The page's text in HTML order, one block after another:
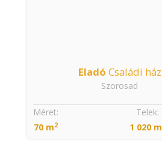
Eladó Családi ház
Szorosad
Méret:
70 m2
Telek:
1 020 m